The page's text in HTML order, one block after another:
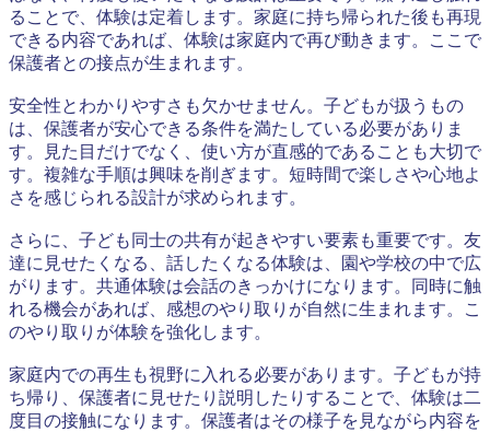
ることで、体験は定着します。家庭に持ち帰られた後も再現
できる内容であれば、体験は家庭内で再び動きます。ここで
保護者との接点が生まれます。
安全性とわかりやすさも欠かせません。子どもが扱うもの
は、保護者が安心できる条件を満たしている必要がありま
す。見た目だけでなく、使い方が直感的であることも大切で
す。複雑な手順は興味を削ぎます。短時間で楽しさや心地よ
さを感じられる設計が求められます。
さらに、子ども同士の共有が起きやすい要素も重要です。友
達に見せたくなる、話したくなる体験は、園や学校の中で広
がります。共通体験は会話のきっかけになります。同時に触
れる機会があれば、感想のやり取りが自然に生まれます。こ
のやり取りが体験を強化します。
家庭内での再生も視野に入れる必要があります。子どもが持
ち帰り、保護者に見せたり説明したりすることで、体験は二
度目の接触になります。保護者はその様子を見ながら内容を